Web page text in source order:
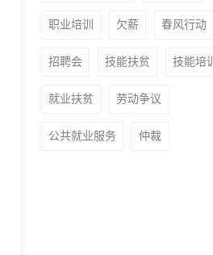
职业培训 欠薪 春风行动
招聘会 技能扶贫 技能培训
就业扶贫 劳动争议
公共就业服务 仲裁